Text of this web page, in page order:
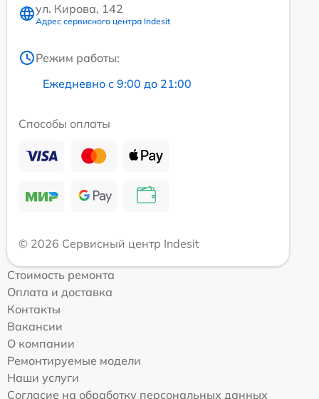
ул. Кирова, 142
Адрес сервисного центра Indesit
Режим работы:
Ежедневно с 9:00 до 21:00
Способы оплаты
© 2026 Сервисный центр Indesit
Стоимость ремонта
Оплата и доставка
Контакты
Вакансии
О компании
Ремонтируемые модели
Наши услуги
Согласие на обработку персональных данных